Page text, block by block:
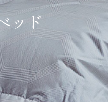
ッド